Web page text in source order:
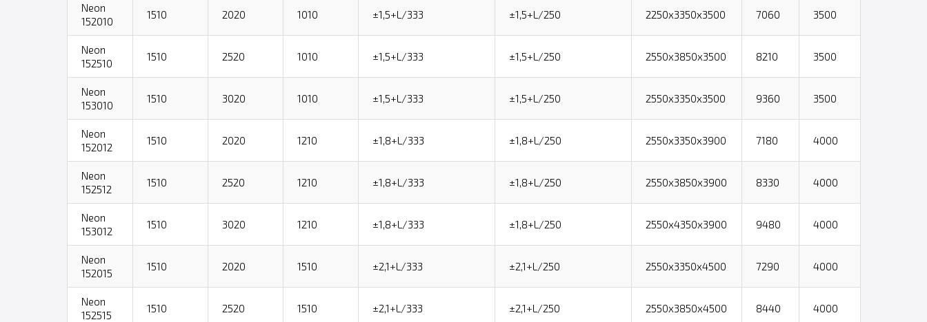
Neon
152010
1510 2020 1010 ±1,5+L/333 ±1,5+L/250 2250х3350х3500 7060 3500
Neon
152510
1510 2520 1010 ±1,5+L/333 ±1,5+L/250 2550х3850х3500 8210 3500
Neon
153010
1510 3020 1010 ±1,5+L/333 ±1,5+L/250 2550х3350х3500 9360 3500
Neon
152012
1510 2020 1210 ±1,8+L/333 ±1,8+L/250 2550х3350х3900 7180 4000
Neon
152512
1510 2520 1210 ±1,8+L/333 ±1,8+L/250 2550х3850х3900 8330 4000
Neon
153012
1510 3020 1210 ±1,8+L/333 ±1,8+L/250 2550х4350х3900 9480 4000
Neon
152015
1510 2020 1510 ±2,1+L/333 ±2,1+L/250 2550х3350х4500 7290 4000
Neon
152515
1510 2520 1510 ±2,1+L/333 ±2,1+L/250 2550х3850х4500 8440 4000